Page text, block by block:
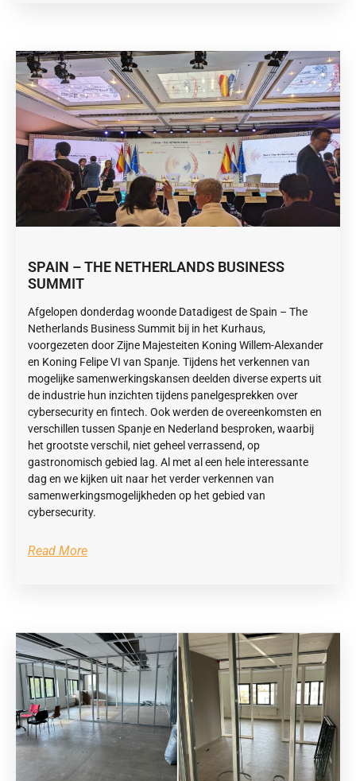
SPAIN – THE NETHERLANDS BUSINESS
SUMMIT
Afgelopen donderdag woonde Datadigest de Spain – The
Netherlands Business Summit bij in het Kurhaus,
voorgezeten door Zijne Majesteiten Koning Willem-Alexander
en Koning Felipe VI van Spanje. Tijdens het verkennen van
mogelijke samenwerkingskansen deelden diverse experts uit
de industrie hun inzichten tijdens panelgesprekken over
cybersecurity en fintech. Ook werden de overeenkomsten en
verschillen tussen Spanje en Nederland besproken, waarbij
het grootste verschil, niet geheel verrassend, op
gastronomisch gebied lag. Al met al een hele interessante
dag en we kijken uit naar het verder verkennen van
samenwerkingsmogelijkheden op het gebied van
cybersecurity.
Read More